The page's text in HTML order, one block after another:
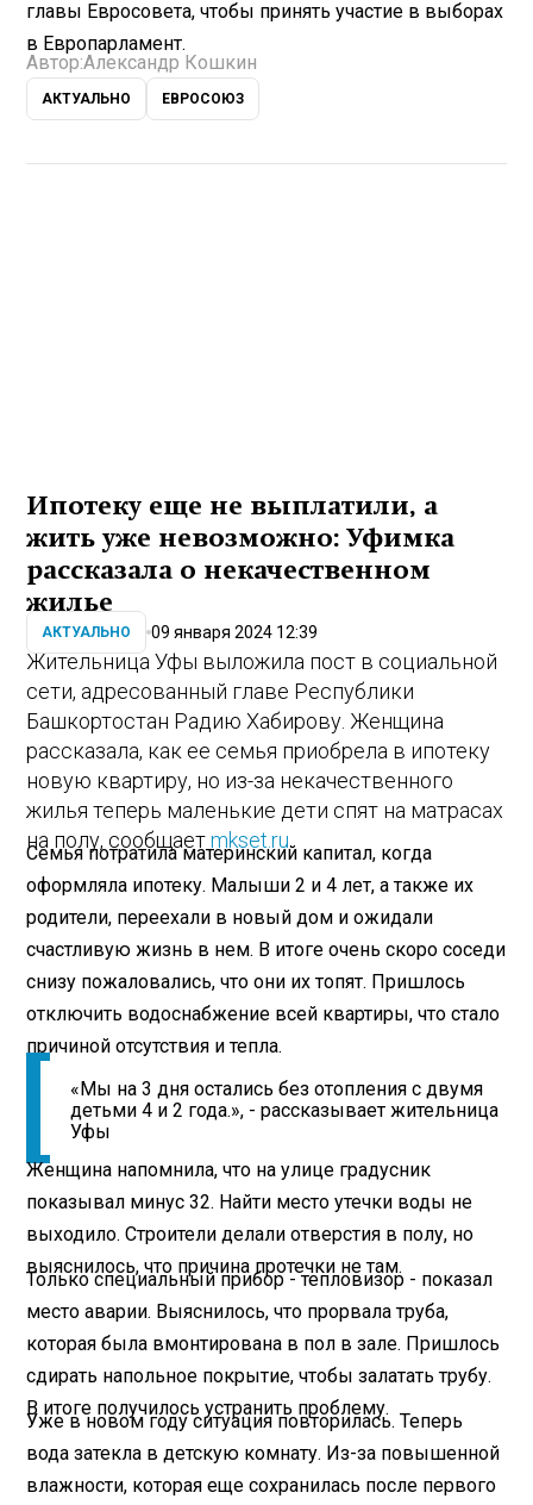
главы Евросовета, чтобы принять участие в выборах
в Европарламент.
Автор:Александр Кошкин
АКТУАЛЬНО ЕВРОСОЮЗ
Ипотеку еще не выплатили, а
жить уже невозможно: Уфимка
рассказала о некачественном
жилье
АКТУАЛЬНО 09 января 2024 12:39
Жительница Уфы выложила пост в социальной
сети, адресованный главе Республики
Башкортостан Радию Хабирову. Женщина
рассказала, как ее семья приобрела в ипотеку
новую квартиру, но из-за некачественного
жилья теперь маленькие дети спят на матрасах
на полу, сообщаетmkset.ru.
Семья потратила материнский капитал, когда
оформляла ипотеку. Малыши 2 и 4 лет, а также их
родители, переехали в новый дом и ожидали
счастливую жизнь в нем. В итоге очень скоро соседи
снизу пожаловались, что они их топят. Пришлось
отключить водоснабжение всей квартиры, что стало
причиной отсутствия и тепла.
«Мы на 3 дня остались без отопления с двумя
детьми 4 и 2 года.», - рассказывает жительница
Уфы
Женщина напомнила, что на улице градусник
показывал минус 32. Найти место утечки воды не
выходило. Строители делали отверстия в полу, но
выяснилось, что причина протечки не там.
Только специальный прибор - тепловизор - показал
место аварии. Выяснилось, что прорвала труба,
которая была вмонтирована в пол в зале. Пришлось
сдирать напольное покрытие, чтобы залатать трубу.
В итоге получилось устранить проблему.
Уже в новом году ситуация повторилась. Теперь
вода затекла в детскую комнату. Из-за повышенной
влажности, которая еще сохранилась после первого